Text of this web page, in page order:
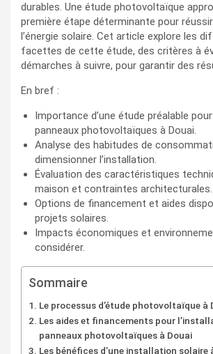
durables. Une étude photovoltaïque
première étape déterminante pour
l’énergie solaire. Cet article explore les
facettes de cette étude, des critères à
démarches à suivre, pour garantir des
En bref :
Importance d’une étude préalable
panneaux photovoltaïques à Douai.
Analyse des habitudes de
dimensionner l’installation.
Évaluation des caractéristiques
maison et contraintes architecturales.
Options de financement et aides
projets solaires.
Impacts économiques et
considérer.
Sommaire
Le processus d’étude photovoltaïque à
Les aides et financements pour
panneaux photovoltaïques à Douai
Les bénéfices d’une installation solaire